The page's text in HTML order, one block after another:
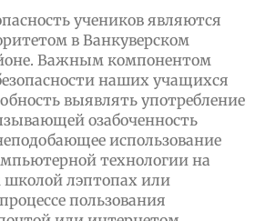
учеников являются
в Ванкуверском
Важным компонентом
наших учащихся
выявлять употребление
озабоченность
использование
технологии на
лэптопах или
пользования